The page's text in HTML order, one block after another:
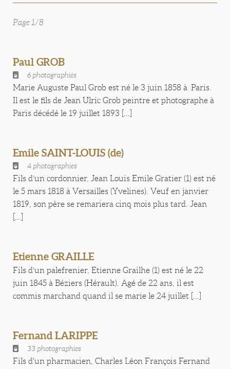
Page 1/8
Paul GROB
6 photographies
Marie Auguste Paul Grob est né le 3 juin 1858 à Paris.
Il est le fils de Jean Ulric Grob peintre et photographe à
Paris décédé le 19 juillet 1893 [...]
Emile SAINT-LOUIS (de)
4 photographies
Fils d’un cordonnier, Jean Louis Emile Gratier (1) est né
le 5 mars 1818 à Versailles (Yvelines). Veuf en janvier
1819, son père se remariera cinq mois plus tard. Jean
Etienne GRAILLE
Fils d’un palefrenier, Etienne Grailhe (1) est né le 22
juin 1845 à Béziers (Hérault). Agé de 22 ans, il est
commis marchand quand il se marie le 24 juillet [...]
Fernand LARIPPE
33 photographies
Fils d'un pharmacien, Charles Léon François Fernand